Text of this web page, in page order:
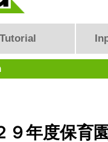
Tutorial
９年度保育